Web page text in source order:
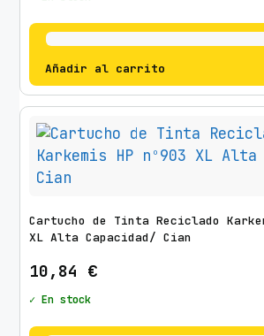
Añadir al carrito
Cartucho de Tinta Reciclado
XL Alta Capacidad/ Cian
10,84 €
✓ En stock